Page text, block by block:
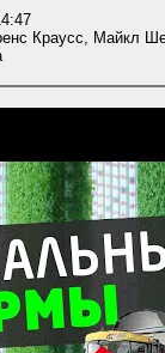
Краусс, Майкл